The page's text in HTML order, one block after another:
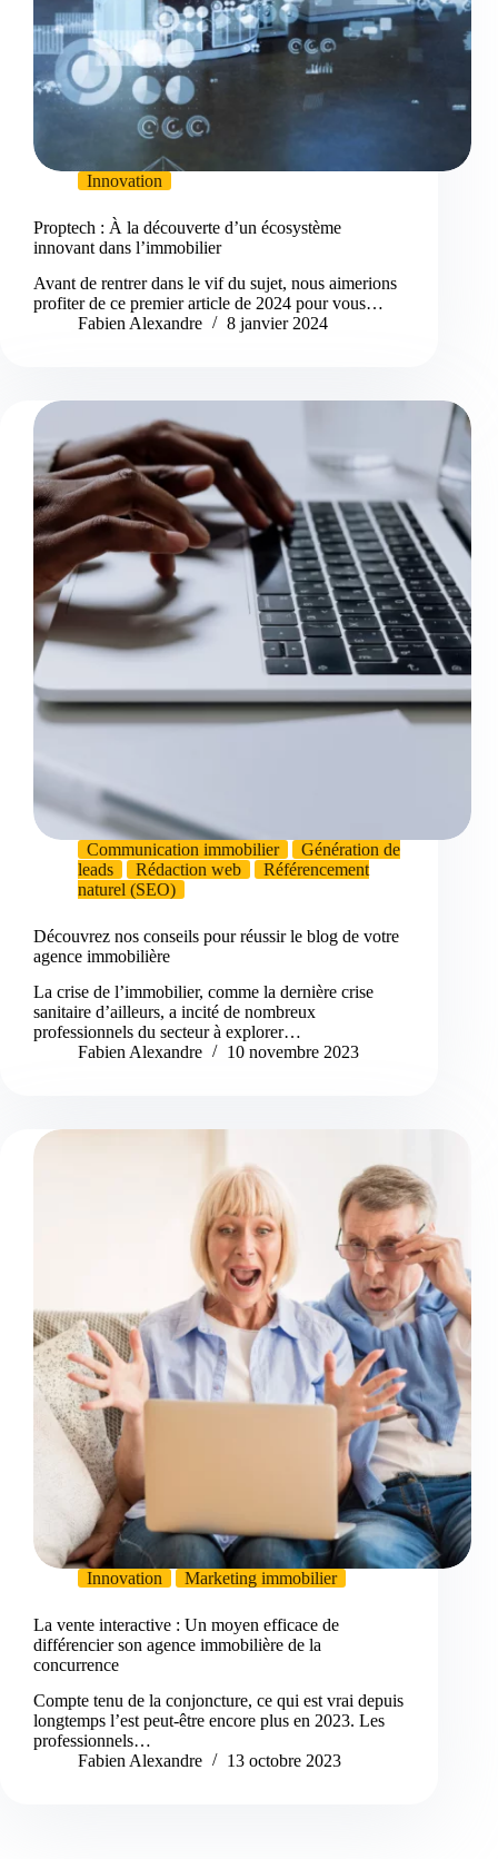
Innovation
Proptech : À la découverte d’un écosystème
innovant dans l’immobilier
Avant de rentrer dans le vif du sujet, nous aimerions
profiter de ce premier article de 2024 pour vous…
Fabien Alexandre
8 janvier 2024
Communication immobilier
Génération de
leads
Rédaction web
Référencement
naturel (SEO)
Découvrez nos conseils pour réussir le blog de votre
agence immobilière
La crise de l’immobilier, comme la dernière crise
sanitaire d’ailleurs, a incité de nombreux
professionnels du secteur à explorer…
Fabien Alexandre
10 novembre 2023
Innovation Marketing immobilier
La vente interactive : Un moyen efficace de
différencier son agence immobilière de la
concurrence
Compte tenu de la conjoncture, ce qui est vrai depuis
longtemps l’est peut-être encore plus en 2023. Les
professionnels…
Fabien Alexandre
13 octobre 2023